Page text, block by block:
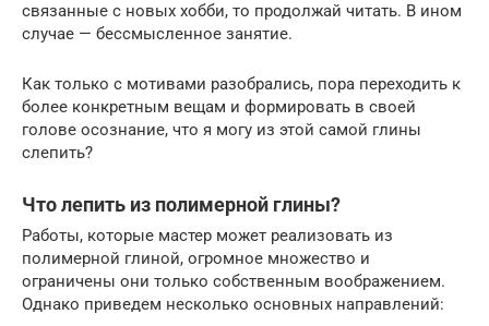
связанные с новых хобби, то продолжай читать. В ином
случае — бессмысленное занятие.
Как только с мотивами разобрались, пора переходить к
более конкретным вещам и формировать в своей
голове осознание, что я могу из этой самой глины
слепить?
Что лепить из полимерной глины?
Работы, которые мастер может реализовать из
полимерной глиной, огромное множество и
ограничены они только собственным воображением.
Однако приведем несколько основных направлений: